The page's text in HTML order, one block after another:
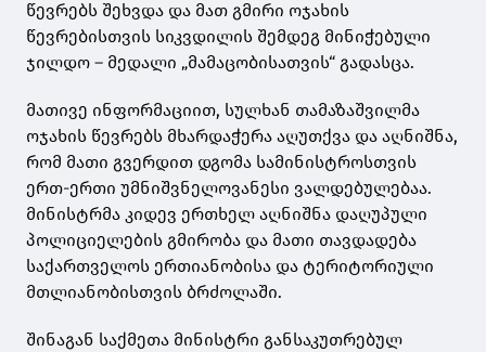
წევრებს შეხვდა და მათ გმირი ოჯახის
წევრებისთვის სიკვდილის შემდეგ მინიჭებული
ჯილდო – მედალი „მამაცობისათვის“ გადასცა.
მათივე ინფორმაციით, სულხან თამაზაშვილმა
ოჯახის წევრებს მხარდაჭერა აღუთქვა და აღნიშნა,
რომ მათი გვერდით დგომა სამინისტროსთვის
ერთ-ერთი უმნიშვნელოვანესი ვალდებულებაა.
მინისტრმა კიდევ ერთხელ აღნიშნა დაღუპული
პოლიციელების გმირობა და მათი თავდადება
საქართველოს ერთიანობისა და ტერიტორიული
მთლიანობისთვის ბრძოლაში.
შინაგან საქმეთა მინისტრი განსაკუთრებულ